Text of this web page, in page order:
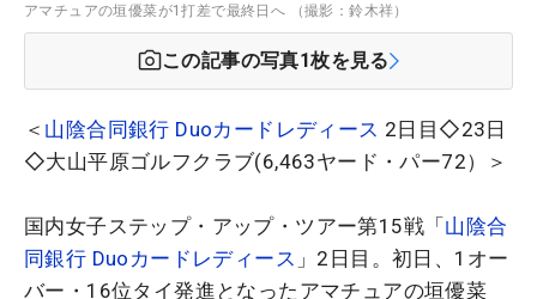
アマチュアの垣優菜が1打差で最終日へ （撮影：鈴木祥）
この記事の写真1枚を見る
＜ 山陰合同銀行 Duoカードレディース 2日目◇23日
◇大山平原ゴルフクラブ(6,463ヤード・パー72）＞
国内女子ステップ・アップ・ツアー第15戦「山陰合
同銀行 Duoカードレディース 」2日目。初日、1オー
バー・16位タイ発進となったアマチュアの垣優菜